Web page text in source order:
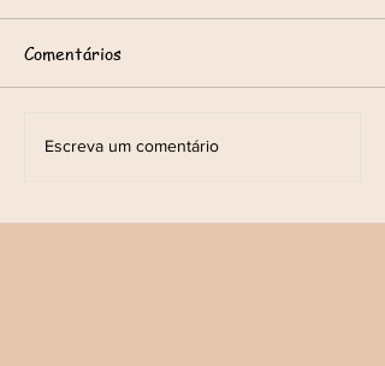
Comentários
Escreva um comentário